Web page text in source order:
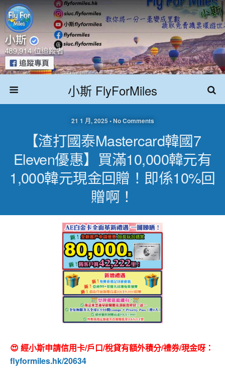
小斯 FlyForMiles
21 1 月, 2025 • No Comments
【渣打國泰Mastercard韓國7
Eleven優惠】買滿10,000韓元有
1,000韓元現金回贈！即係10%回
贈啊！
😍 經小斯申請信用卡/戶口/稅貸有額外積分/禮券/現金呀：
flyformiles.hk/20634